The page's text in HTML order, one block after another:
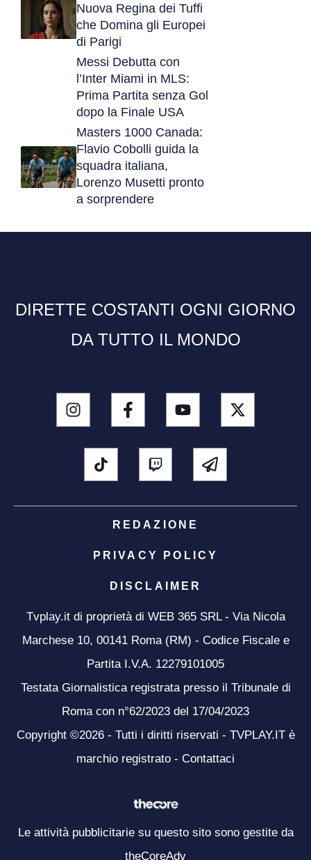
Nuova Regina dei Tuffi
che Domina gli Europei
di Parigi
Messi Debutta con
l’Inter Miami in MLS:
Prima Partita senza Gol
dopo la Finale USA
Masters 1000 Canada:
Flavio Cobolli guida la
squadra italiana,
Lorenzo Musetti pronto
a sorprendere
DIRETTE COSTANTI OGNI GIORNO
DA TUTTO IL MONDO
REDAZIONE
PRIVACY POLICY
DISCLAIMER
Tvplay.it di proprietà di WEB 365 SRL - Via Nicola
Marchese 10, 00141 Roma (RM) - Codice Fiscale e
Partita I.V.A. 12279101005
Testata Giornalistica registrata presso il Tribunale di
Roma con n°62/2023 del 17/04/2023
Copyright ©2026 - Tutti i diritti riservati - TVPLAY.IT è
marchio registrato - Contattaci
Le attività pubblicitarie su questo sito sono gestite da
theCoreAdv